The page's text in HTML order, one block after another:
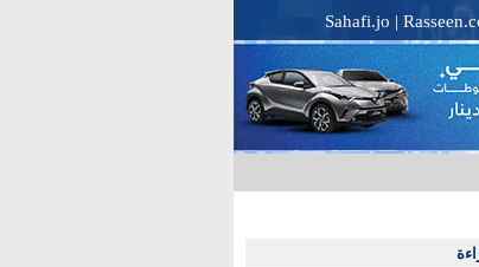
Sahafi.jo |